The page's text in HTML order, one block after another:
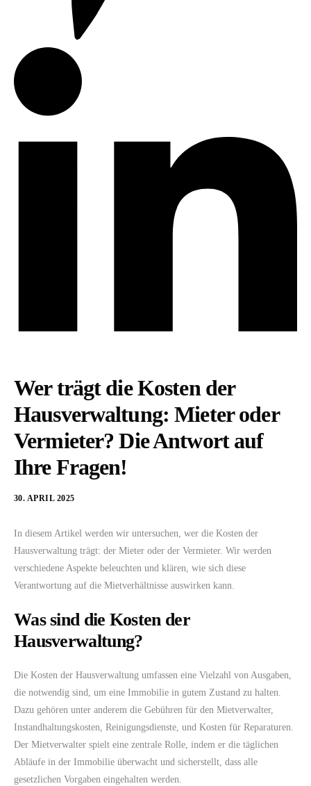
Wer trägt die Kosten der
Hausverwaltung: Mieter oder
Vermieter? Die Antwort auf
Ihre Fragen!
30. APRIL 2025
In diesem Artikel werden wir untersuchen, wer die Kosten der
Hausverwaltung trägt: der Mieter oder der Vermieter. Wir werden
verschiedene Aspekte beleuchten und klären, wie sich diese
Verantwortung auf die Mietverhältnisse auswirken kann.
Was sind die Kosten der
Hausverwaltung?
Die Kosten der Hausverwaltung umfassen eine Vielzahl von Ausgaben,
die notwendig sind, um eine Immobilie in gutem Zustand zu halten.
Dazu gehören unter anderem die Gebühren für den Mietverwalter,
Instandhaltungskosten, Reinigungsdienste, und Kosten für Reparaturen.
Der Mietverwalter spielt eine zentrale Rolle, indem er die täglichen
Abläufe in der Immobilie überwacht und sicherstellt, dass alle
gesetzlichen Vorgaben eingehalten werden.